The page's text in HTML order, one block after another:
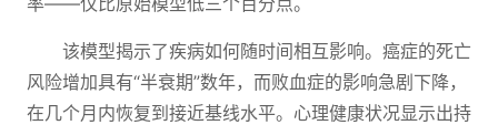
该模型揭示了疾病如何随时间相互影响。癌症的死亡
风险增加具有“半衰期”数年，而败血症的影响急剧下降，
在几个月内恢复到接近基线水平。心理健康状况显示出持